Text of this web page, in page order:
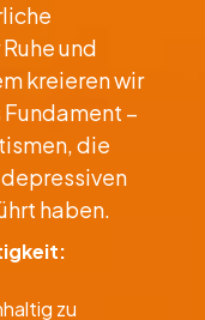
und
kreieren wir
–
die
haben.
zu